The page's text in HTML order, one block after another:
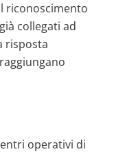
riconoscimento
collegati ad
risposta
operativi di